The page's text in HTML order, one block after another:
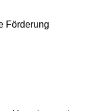
Förderung